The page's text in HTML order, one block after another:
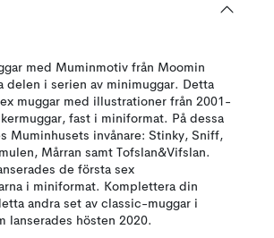
med Muminmotiv från Moomin
delen i serien av minimuggar. Detta
muggar med illustrationer från 2001-
fast i miniformat. På dessa
Muminhusets invånare: Stinky, Sniff,
Mårran samt Tofslan&Vifslan.
de första sex
i miniformat. Komplettera din
andra set av classic-muggar i
lanserades hösten 2020.